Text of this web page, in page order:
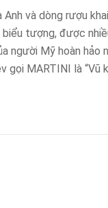
và dòng rượu
tượng, được
người Mỹ hoàn hảo
gọi MARTINI là